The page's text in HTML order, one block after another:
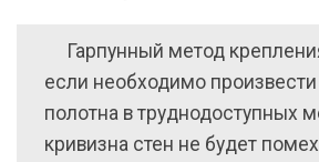
Гарпунный метод
если необходимо произвести
полотна в труднодоступных
кривизна стен не будет